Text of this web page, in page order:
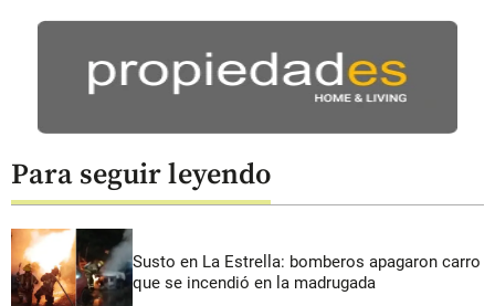
Para seguir leyendo
Susto en La Estrella: bomberos apagaron carro
que se incendió en la madrugada